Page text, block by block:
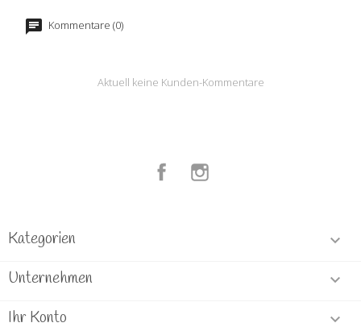
Kommentare (0)
Aktuell keine Kunden-Kommentare
Facebook
Kategorien 
Unternehmen 
Ihr Konto 